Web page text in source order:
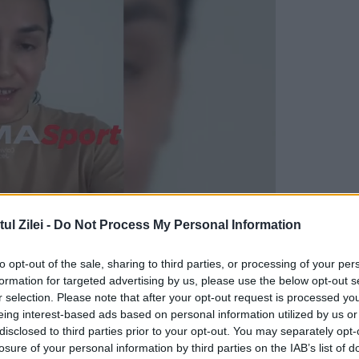
Zilei - Do Not Process My Personal Information
opt-out of the sale, sharing to third parties, or processing of your
for targeted advertising by us, please use the below opt-out
selection. Please note that after your opt-out request is processed
interest-based ads based on personal information utilized by us
to third parties prior to your opt-out. You may separately
of your personal information by third parties on the IAB’s list of
celor de la Opoziţie şi preşedintelui
nu se modifice nimic, să se întârzie şi au
vigoare, să se amâne, să se blocheze.
se facă anumite modificări, iar cei care au